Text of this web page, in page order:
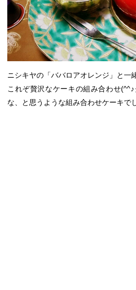
ニシキヤの「ババロアオレンジ」と一
これぞ贅沢なケーキの組み合わせ
な、と思うような組み合わせケーキで